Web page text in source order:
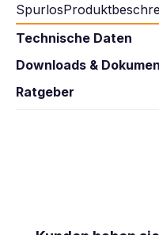
Technische Daten
Downloads &
Ratgeber